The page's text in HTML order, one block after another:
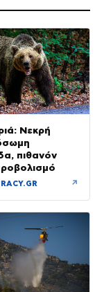
Νεκρή
πιθανόν
↗